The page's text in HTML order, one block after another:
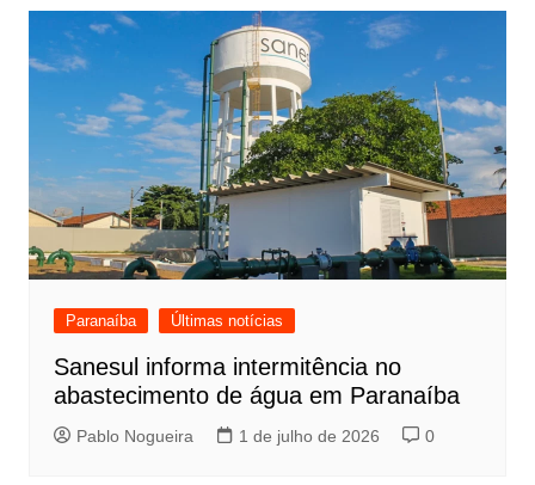
Paranaíba Últimas notícias
Sanesul informa intermitência no
abastecimento de água em Paranaíba
Pablo Nogueira 1 de julho de 2026 0